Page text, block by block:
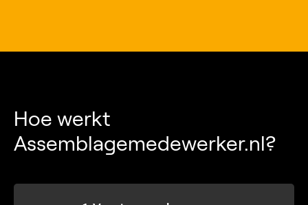
Hoe werkt
Assemblagemedewerker.nl?